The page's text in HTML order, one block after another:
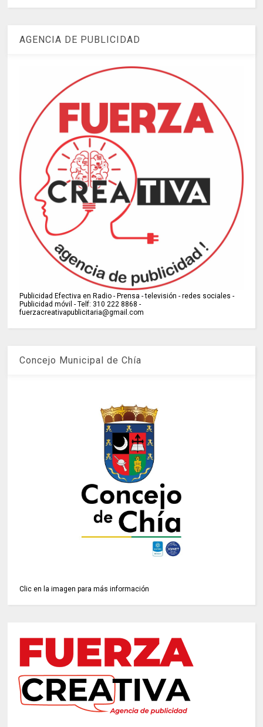
AGENCIA DE PUBLICIDAD
Publicidad Efectiva en Radio - Prensa - televisión - redes sociales -
Publicidad móvil - Telf: 310 222 8868 -
fuerzacreativapublicitaria@gmail.com
Concejo Municipal de Chía
Clic en la imagen para más información